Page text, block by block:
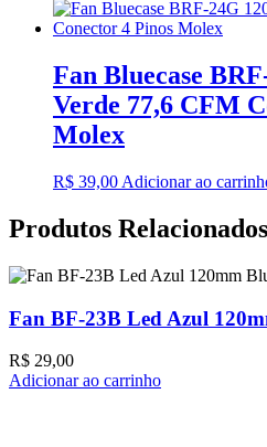
Fan Bluecase
Verde 77,6 CFM
Molex
R$ 39,00 Adicionar ao
Produtos Relacionados
Fan BF-23B Led Azul
R$ 29,00
Adicionar ao carrinho